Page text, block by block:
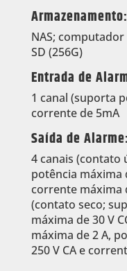
Armazenamento:
NAS;
SD (256G)
Entrada de
1 canal (suporta
corrente de 5mA
Saída de Alarme:
4 canais (contato
potência máxima
corrente máxima
(contato seco;
máxima de 30 V
máxima de 2 A,
250 V CA e